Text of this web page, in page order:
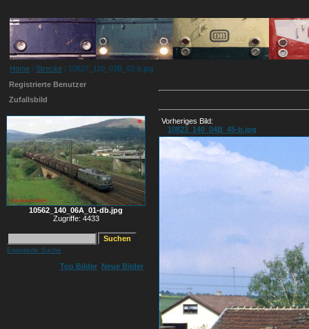
Home / Strecke / 10827_110_03B_02-b.jpg
Registrierte Benutzer
Zufallsbild
10562_140_06A_01-db.jpg
Zugriffe: 4433
Erweiterte Suche
Top Bilder Neue Bilder
Vorheriges Bild:
10823_140_04B_45-b.jpg